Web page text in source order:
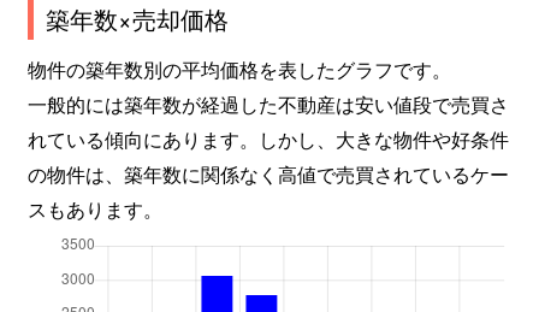
築年数×売却価格
物件の築年数別の平均価格を表したグラフです。
一般的には築年数が経過した不動産は安い値段で売買さ
れている傾向にあります。しかし、大きな物件や好条件
の物件は、築年数に関係なく高値で売買されているケー
スもあります。